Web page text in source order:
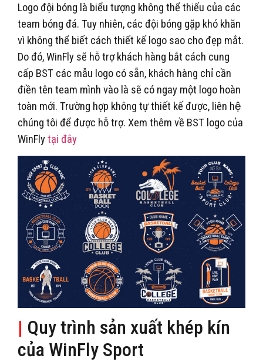
Logo đội bóng là biểu tượng không thể thiếu của các
team bóng đá. Tuy nhiên, các đội bóng gặp khó khăn
vì không thể biết cách thiết kế logo sao cho đẹp mắt.
Do đó, WinFly sẽ hỗ trợ khách hàng bắt cách cung
cấp BST các mẫu logo có sẵn, khách hàng chỉ cần
điền tên team mình vào là sẽ có ngay một logo hoàn
toàn mới. Trường hợp không tự thiết kế được, liên hệ
chúng tôi để được hỗ trợ. Xem thêm về BST logo của
WinFlytại đây
| Quy trình sản xuất khép kín
của WinFly Sport